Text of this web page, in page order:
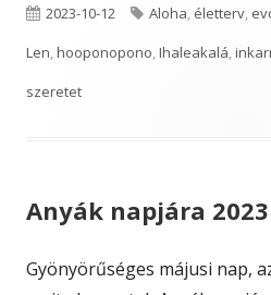
Published
on
2023-10-12 Tags
Aloha, életterv,
Len,hooponopono,Ihaleakalá,
szeretet
Anyák napjára 2023
Gyönyörűséges májusi nap,